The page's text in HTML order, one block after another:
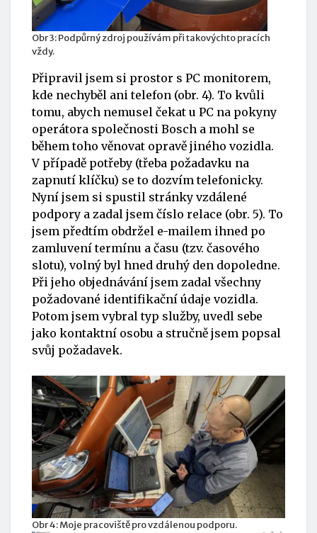
Obr 3: Podpůrný zdroj používám při takovýchto pracích
vždy.
Připravil jsem si prostor s PC monitorem,
kde nechyběl ani telefon (obr. 4). To kvůli
tomu, abych nemusel čekat u PC na pokyny
operátora společnosti Bosch a mohl se
během toho věnovat opravě jiného vozidla.
V případě potřeby (třeba požadavku na
zapnutí klíčku) se to dozvím telefonicky.
Nyní jsem si spustil stránky vzdálené
podpory a zadal jsem číslo relace (obr. 5). To
jsem předtím obdržel e-mailem ihned po
zamluvení termínu a času (tzv. časového
slotu), volný byl hned druhý den dopoledne.
Při jeho objednávání jsem zadal všechny
požadované identifikační údaje vozidla.
Potom jsem vybral typ služby, uvedl sebe
jako kontaktní osobu a stručně jsem popsal
svůj požadavek.
Obr 4: Moje pracoviště pro vzdálenou podporu.